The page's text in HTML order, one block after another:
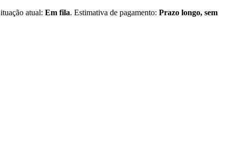
atual: Em fila. Estimativa de pagamento: Prazo longo, sem